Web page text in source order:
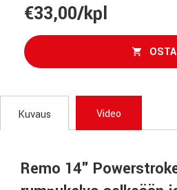
€33,00/kpl
OSTA
Kuvaus Video
Remo 14"